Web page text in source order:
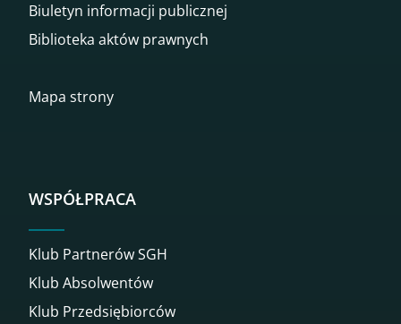
Biuletyn informacji publicznej
Biblioteka aktów prawnych
Mapa strony
WSPÓŁPRACA
Klub Partnerów SGH
Klub Absolwentów
Klub Przedsiębiorców